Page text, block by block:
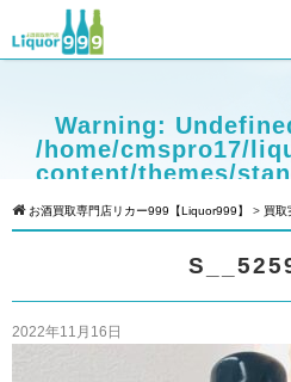
Warning:
/home/cmspro17/
content/themes/
"cat_name"
on
お酒買取専門店リカー999【Liquor999】 > 買取
2022年11月16日